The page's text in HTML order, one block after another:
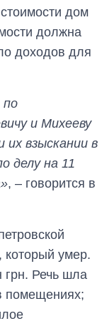
дом
должна
доходов для
по
и Михееву
их взыскании в
делу на 11
, – говорится в
который умер.
грн. Речь шла
помещениях;